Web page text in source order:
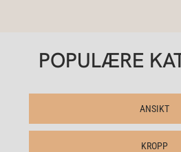
POPULÆRE
ANSIKT
KROPP